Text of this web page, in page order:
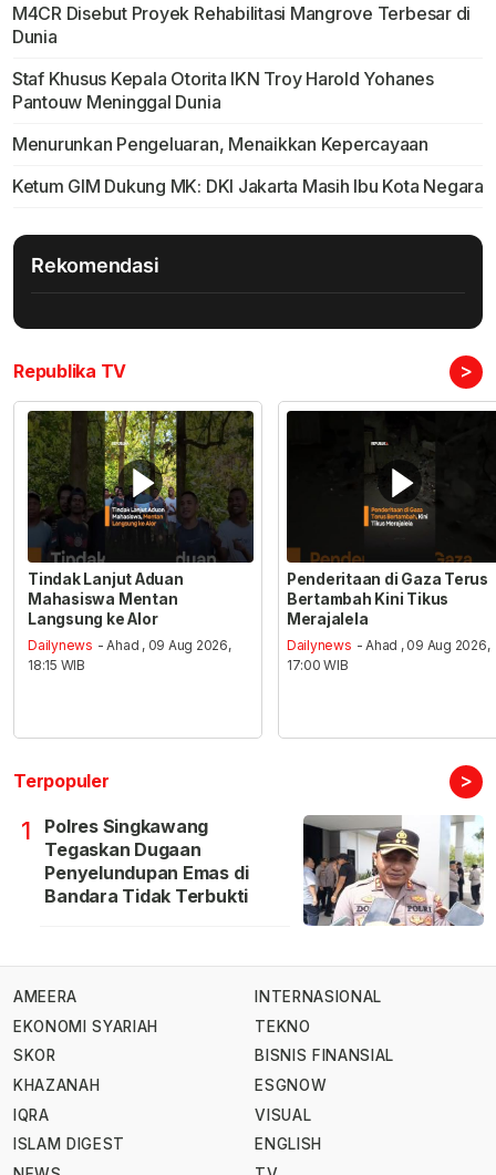
M4CR Disebut Proyek Rehabilitasi Mangrove Terbesar di
Dunia
Staf Khusus Kepala Otorita IKN Troy Harold Yohanes
Pantouw Meninggal Dunia
Menurunkan Pengeluaran, Menaikkan Kepercayaan
Ketum GIM Dukung MK: DKI Jakarta Masih Ibu Kota Negara
Rekomendasi
Republika TV >
Tindak Lanjut Aduan
Mahasiswa Mentan
Langsung ke Alor
Dailynews - Ahad , 09 Aug 2026,
18:15 WIB
Penderitaan di Gaza Terus
Bertambah Kini Tikus
Merajalela
Dailynews - Ahad , 09 Aug 2026,
17:00 WIB
Terpopuler >
1
Polres Singkawang
Tegaskan Dugaan
Penyelundupan Emas di
Bandara Tidak Terbukti
AMEERA
EKONOMI SYARIAH
SKOR
KHAZANAH
IQRA
ISLAM DIGEST
INTERNASIONAL
TEKNO
BISNIS FINANSIAL
ESGNOW
VISUAL
ENGLISH